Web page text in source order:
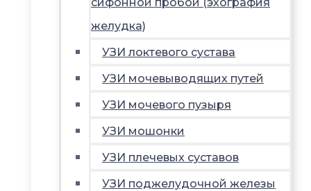
желудка)
УЗИ локтевого сустава
УЗИ мочевыводящих путей
УЗИ мочевого пузыря
УЗИ мошонки
УЗИ плечевых суставов
УЗИ поджелудочной железы